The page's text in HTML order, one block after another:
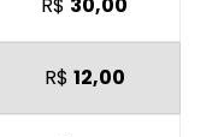
R$ 30,00
R$ 12,00